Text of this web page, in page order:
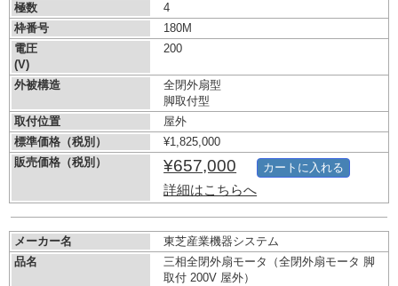
極数
4
枠番号
180M
電圧
(V)
200
外被構造
全閉外扇型
脚取付型
取付位置
屋外
標準価格（税別）
¥1,825,000
販売価格（税別）
¥657,000
詳細はこちらへ
カートに入れる
メーカー名
東芝産業機器システム
品名
三相全閉外扇モータ（全閉外扇モータ 脚
取付 200V 屋外）